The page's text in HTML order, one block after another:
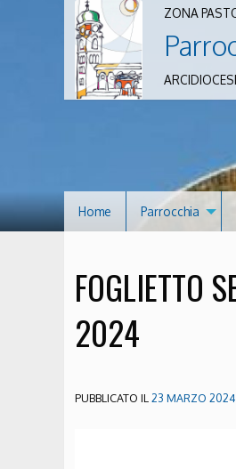
ZONA
Home Parrocchia
FOGLIETTO
2024
PUBBLICATO IL23 MARZO 2024